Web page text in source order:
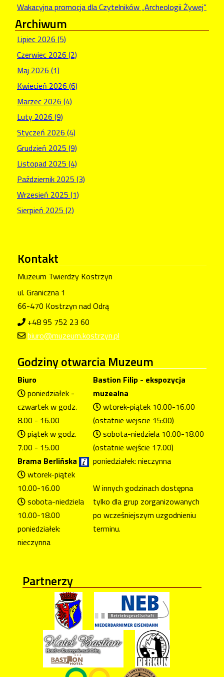
Wakacyjna promocja dla Czytelników „Archeologii Żywej”
Archiwum
Lipiec 2026 (5)
Czerwiec 2026 (2)
Maj 2026 (1)
Kwiecień 2026 (6)
Marzec 2026 (4)
Luty 2026 (9)
Styczeń 2026 (4)
Grudzień 2025 (9)
Listopad 2025 (4)
Październik 2025 (3)
Wrzesień 2025 (1)
Sierpień 2025 (2)
Kontakt
Muzeum Twierdzy Kostrzyn
ul. Graniczna 1
66-470 Kostrzyn nad Odrą
+48 95 752 23 60
biuro@muzeum.kostrzyn.pl
Godzinyotwarcia Muzeum
Biuro
poniedziałek -
czwartek w godz.
8.00 - 16.00
piątek w godz.
7.00 - 15.00
Brama Berlińska
wtorek-piątek
10.00-16.00
sobota-niedziela
10.00-18.00
poniedziałek:
nieczynna
Bastion Filip - ekspozycja
muzealna
wtorek-piątek 10.00-16.00
(ostatnie wejscie 15:00)
sobota-niedziela 10.00-18.00
(ostatnie wejście 17.00)
poniedziałek: nieczynna
W innych godzinach dostępna
tylko dla grup zorganizowanych
po wcześniejszym uzgodnieniu
terminu.
Partnerzy